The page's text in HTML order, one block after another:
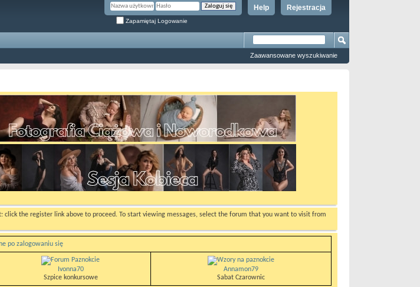
Rejestracja
Help
Zapamiętaj Logowanie
Zaawansowane wyszukiwanie
click the register link above to proceed. To start viewing messages, select the forum that you want to visit from
po zalogowaniu się
Ivonna70
Szpice konkursowe
Annamon79
Sabat Czarownic